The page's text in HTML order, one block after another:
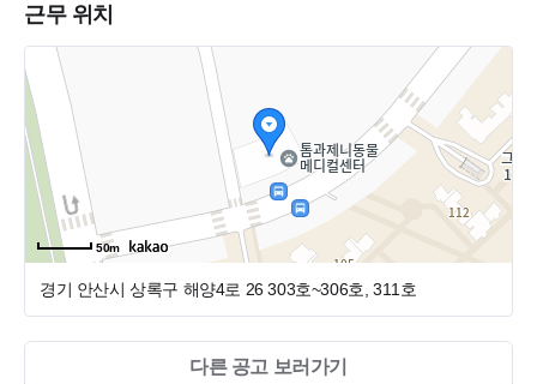
근무 위치
50m
경기 안산시 상록구 해양4로 26 303호~306호, 311호
다른 공고 보러가기